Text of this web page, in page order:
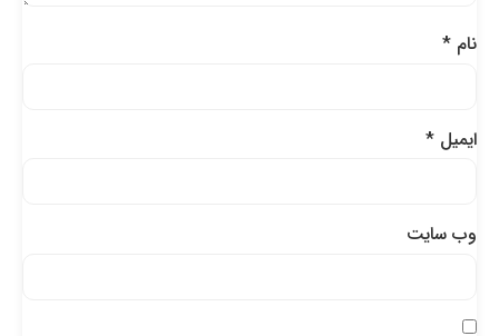
نام*
ایمیل*
وب‌ سایت